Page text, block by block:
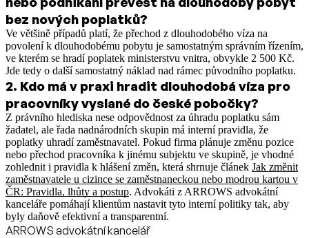
bez nových poplatků?
Ve většině případů platí, že přechod z dlouhodobého víza na
povolení k dlouhodobému pobytu je samostatným správním řízením,
ve kterém se hradí poplatek ministerstvu vnitra, obvykle 2 500 Kč.
Jde tedy o další samostatný náklad nad rámec původního poplatku.
2. Kdo má v praxi hradit dlouhodobá víza pro
pracovníky vyslané do české pobočky?
Z právního hlediska nese odpovědnost za úhradu poplatku sám
žadatel, ale řada nadnárodních skupin má interní pravidla, že
poplatky uhradí zaměstnavatel. Pokud firma plánuje změnu pozice
nebo přechod pracovníka k jinému subjektu ve skupině, je vhodné
zohlednit i pravidla k hlášení změn, která shrnuje článek Jak změnit
zaměstnavatele u cizince se zaměstnaneckou nebo modrou kartou v
ČR: Pravidla, lhůty a postup. Advokáti z ARROWS advokátní
kanceláře pomáhají klientům nastavit tyto interní politiky tak, aby
byly daňově efektivní a transparentní.
ARROWS advokátní kancelář